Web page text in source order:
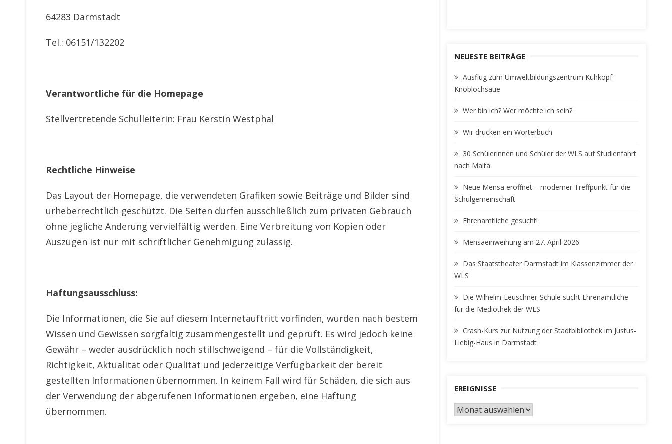
64283 Darmstadt
Tel.: 06151/132202
Verantwortliche für die Homepage
Stellvertretende Schulleiterin: Frau Kerstin Westphal
Rechtliche Hinweise
Das Layout der Homepage, die verwendeten Grafiken sowie Beiträge und Bilder sind
urheberrechtlich geschützt. Die Seiten dürfen ausschließlich zum privaten Gebrauch
ohne jegliche Änderung vervielfältig werden. Eine Verbreitung von Kopien oder
Auszügen ist nur mit schriftlicher Genehmigung zulässig.
Haftungsausschluss:
Die Informationen, die Sie auf diesem Internetauftritt vorfinden, wurden nach bestem
Wissen und Gewissen sorgfältig zusammengestellt und geprüft. Es wird jedoch keine
Gewähr – weder ausdrücklich noch stillschweigend – für die Vollständigkeit,
Richtigkeit, Aktualität oder Qualität und jederzeitige Verfügbarkeit der bereit
gestellten Informationen übernommen. In keinem Fall wird für Schäden, die sich aus
der Verwendung der abgerufenen Informationen ergeben, eine Haftung
übernommen.
NEUESTE BEITRÄGE
Ausflug zum Umweltbildungszentrum Kühkopf-
Knoblochsaue
Wer bin ich? Wer möchte ich sein?
Wir drucken ein Wörterbuch
30 Schülerinnen und Schüler der WLS auf Studienfahrt
nach Malta
Neue Mensa eröffnet – moderner Treffpunkt für die
Schulgemeinschaft
Ehrenamtliche gesucht!
Mensaeinweihung am 27. April 2026
Das Staatstheater Darmstadt im Klassenzimmer der
WLS
Die Wilhelm-Leuschner-Schule sucht Ehrenamtliche
für die Mediothek der WLS
Crash-Kurs zur Nutzung der Stadtbibliothek im Justus-
Liebig-Haus in Darmstadt
EREIGNISSE
EREIGNISSE